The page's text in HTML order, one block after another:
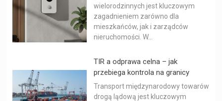
wielorodzinnych jest kluczowym
zagadnieniem zarówno dla
mieszkańców, jak i zarządców
nieruchomości. W...
TIR a odprawa celna – jak
przebiega kontrola na granicy
Transport międzynarodowy towarów
drogą lądową jest kluczowym